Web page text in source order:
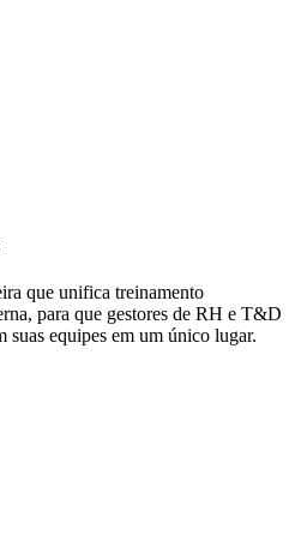
que unifica treinamento
para que gestores de RH e T&D
suas equipes em um único lugar.